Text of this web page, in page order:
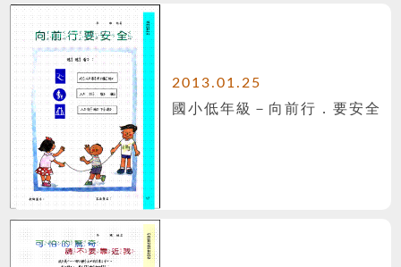
2013.01.25
國小低年級－向前行．要安全